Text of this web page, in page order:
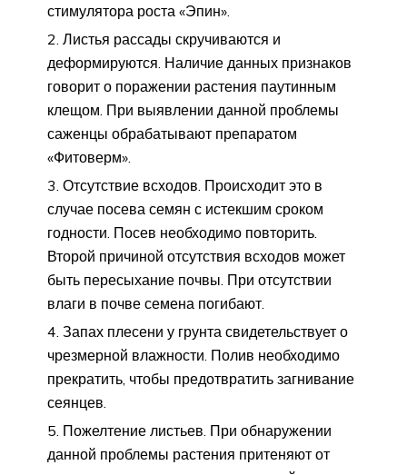
стимулятора роста «Эпин».
Листья рассады скручиваются и
деформируются. Наличие данных признаков
говорит о поражении растения паутинным
клещом. При выявлении данной проблемы
саженцы обрабатывают препаратом
«Фитоверм».
Отсутствие всходов. Происходит это в
случае посева семян с истекшим сроком
годности. Посев необходимо повторить.
Второй причиной отсутствия всходов может
быть пересыхание почвы. При отсутствии
влаги в почве семена погибают.
Запах плесени у грунта свидетельствует о
чрезмерной влажности. Полив необходимо
прекратить, чтобы предотвратить загнивание
сеянцев.
Пожелтение листьев. При обнаружении
данной проблемы растения притеняют от